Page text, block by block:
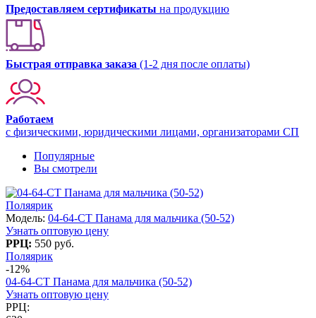
Предоставляем сертификаты на продукцию
Быстрая отправка заказа (1-2 дня после оплаты)
Работаем
с физическими, юридическими лицами, организаторами СП
Популярные
Вы смотрели
Поляярик
Модель: 04-64-СT Панама для мальчика (50-52)
Узнать оптовую цену
РРЦ: 550 руб.
Поляярик
-12%
04-64-СT Панама для мальчика (50-52)
Узнать оптовую цену
РРЦ: